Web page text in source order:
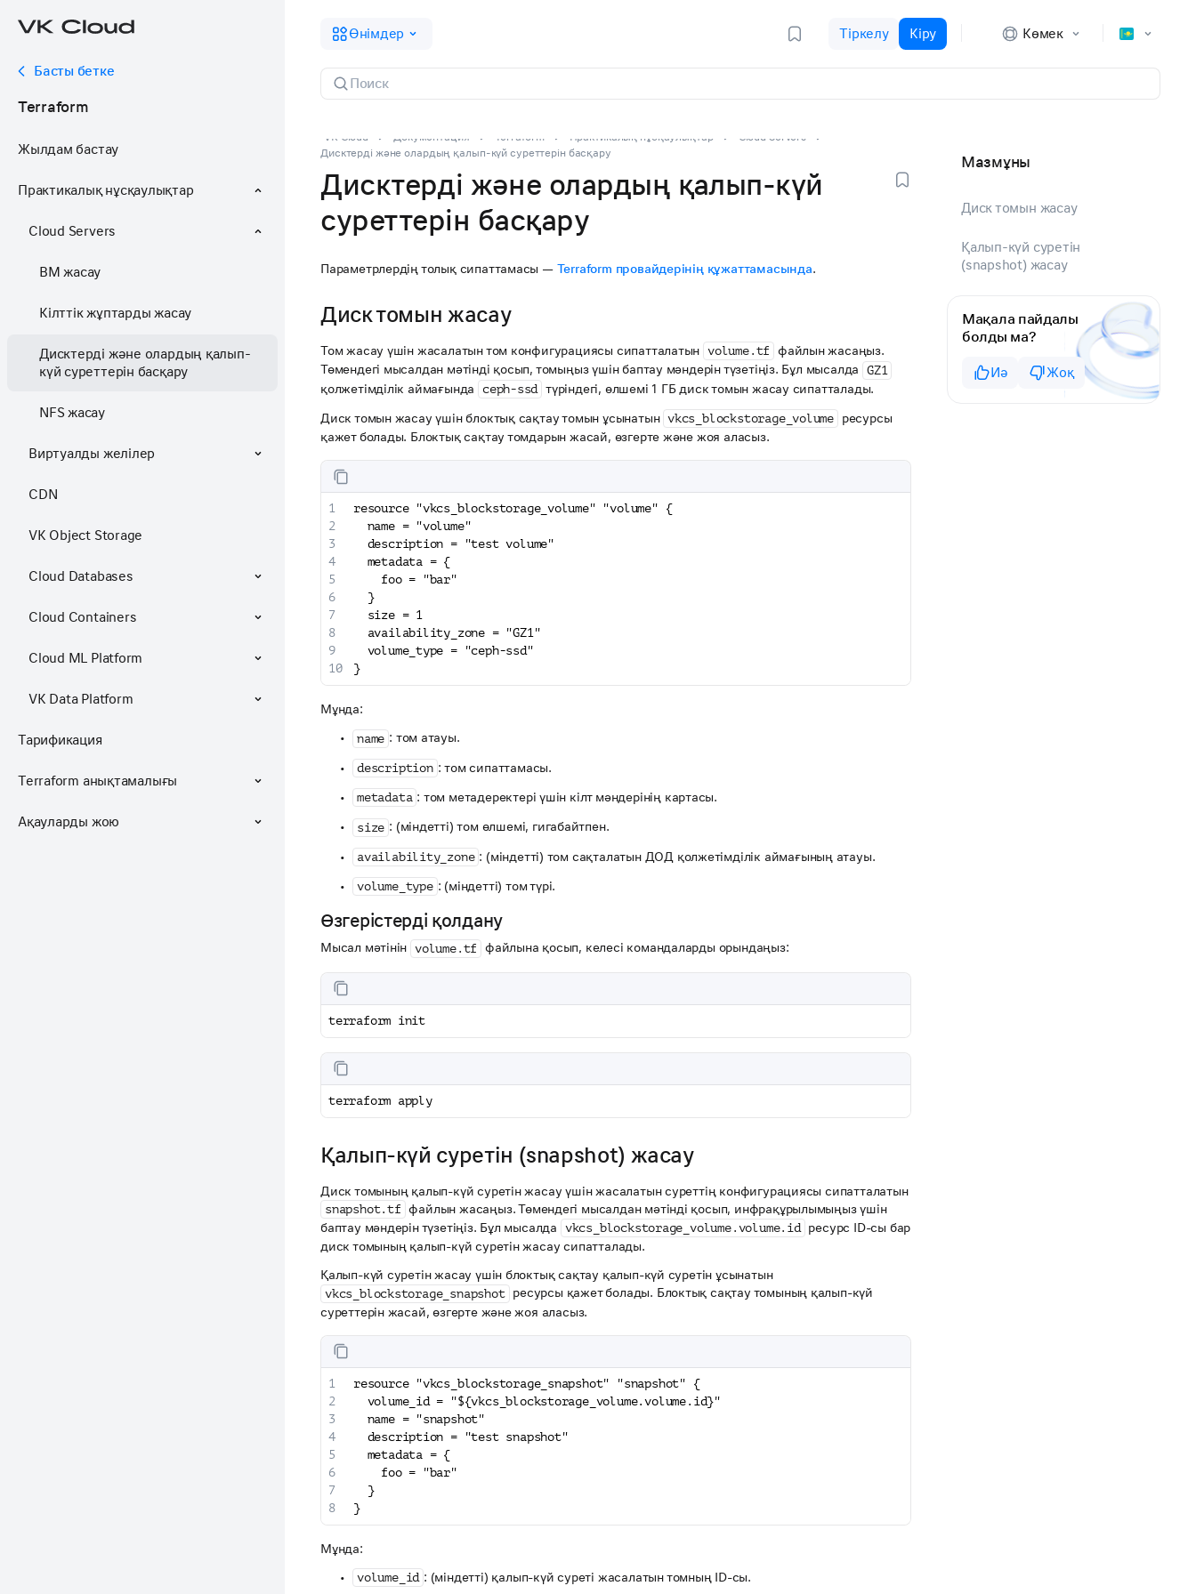
Өнімдер Тіркелу Кіру Көмек
Басты бетке
Terraform
Жылдам бастау
Практикалық нұсқаулықтар
Cloud Servers
ВМ жасау
Кілттік жұптарды жасау
Дисктерді және олардың қалып-
күй суреттерін басқару
NFS жасау
Виртуалды желілер
CDN
VK Object Storage
Cloud Databases
Cloud Containers
Cloud ML Platform
VK Data Platform
Тарификация
Terraform анықтамалығы
Ақауларды жою
VK Cloud Документация Terraform Практикалық нұсқаулықтар
Cloud Servers
Дисктерді және олардың қалып-күй суреттерін басқару
Дисктерді және олардың қалып-күй
суреттерін басқару
Параметрлердің толық сипаттамасы — Terraform провайдерінің құжаттамасында.
Диск томын жасау
Том жасау үшін жасалатын том конфигурациясы сипатталатын volume.tf
файлын жасаңыз.
Төмендегі мысалдан мәтінді қосып, томыңыз үшін баптау мәндерін түзетіңіз. Бұл мысалда
GZ1
қолжетімділік аймағында ceph-ssd түріндегі, өлшемі 1 ГБ диск томын жасау сипатталады.
Диск томын жасау үшін блоктық сақтау томын ұсынатын vkcs_blockstorage_volume
ресурсы
қажет болады. Блоктық сақтау томдарын жасай, өзгерте және жоя аласыз.
resource "vkcs_blockstorage_volume" "volume" {
  name = "volume"
  description = "test volume"
  metadata = {
    foo = "bar"
  }
  size = 1
  availability_zone = "GZ1"
  volume_type = "ceph-ssd"
}
Мұнда:
name : том атауы.
description : том сипаттамасы.
metadata : том метадеректері үшін кілт мәндерінің картасы.
size : (міндетті) том өлшемі, гигабайтпен.
availability_zone : (міндетті) том сақталатын ДОД қолжетімділік аймағының атауы.
volume_type : (міндетті) том түрі.
Өзгерістерді қолдану
Мысал мәтінін volume.tf файлына қосып, келесі командаларды орындаңыз:
terraform init
terraform apply
Қалып-күй суретін (snapshot) жасау
Диск томының қалып-күй суретін жасау үшін жасалатын суреттің конфигурациясы сипатталатын
snapshot.tf файлын жасаңыз. Төмендегі мысалдан мәтінді қосып, инфрақұрылымыңыз үшін
баптау мәндерін түзетіңіз. Бұл мысалда
vkcs_blockstorage_volume.volume.id
ресурс ID-сы бар
диск томының қалып-күй суретін жасау сипатталады.
Қалып-күй суретін жасау үшін блоктық сақтау қалып-күй суретін ұсынатын
vkcs_blockstorage_snapshot
ресурсы қажет болады. Блоктық сақтау томының қалып-күй
суреттерін жасай, өзгерте және жоя аласыз.
resource "vkcs_blockstorage_snapshot" "snapshot" {
  volume_id = "${vkcs_blockstorage_volume.volume.id}"
  name = "snapshot"
  description = "test snapshot"
  metadata = {
    foo = "bar"
  }
}
Мұнда:
volume_id : (міндетті) қалып-күй суреті жасалатын томның ID-сы.
Мазмұны
Диск томын жасау
Қалып-күй суретін
(snapshot) жасау
Мақала пайдалы
болды ма?
Иә Жоқ